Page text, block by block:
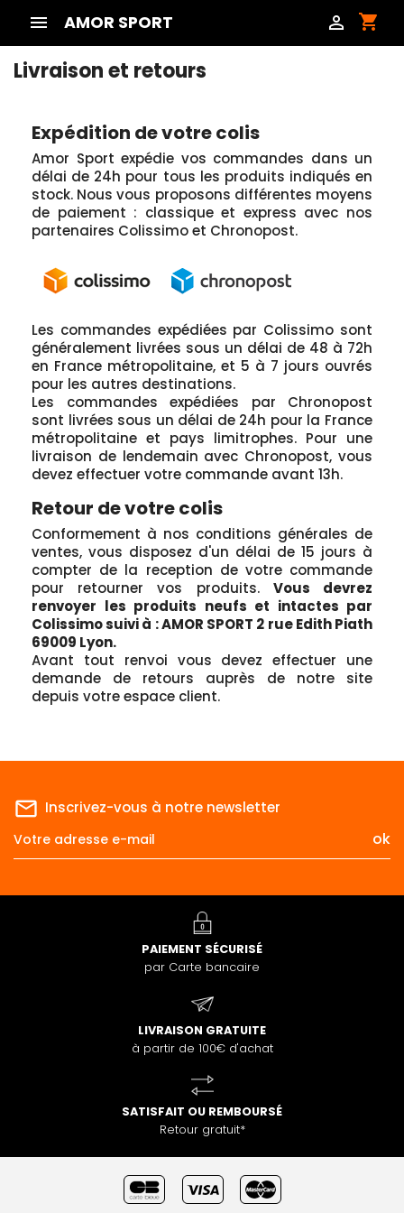
 shopping_cart

AMOR SPORT
Livraison et retours
Expédition de votre colis
Amor Sport expédie vos commandes dans un
délai de 24h pour tous les produits indiqués en
stock. Nous vous proposons différentes moyens
de paiement : classique et express avec nos
partenaires Colissimo et Chronopost.
Les commandes expédiées par Colissimo sont
généralement livrées sous un délai de 48 à 72h
en France métropolitaine, et 5 à 7 jours ouvrés
pour les autres destinations.
Les commandes expédiées par Chronopost
sont livrées sous un délai de 24h pour la France
métropolitaine et pays limitrophes. Pour une
livraison de lendemain avec Chronopost, vous
devez effectuer votre commande avant 13h.
Retour de votre colis
Conformement à nos conditions générales de
ventes, vous disposez d'un délai de 15 jours à
compter de la reception de votre commande
pour retourner vos produits. Vous devrez
renvoyer les produits neufs et intactes par
Colissimo suivi à : AMOR SPORT 2 rue Edith Piath
69009 Lyon.
Avant tout renvoi vous devez effectuer une
demande de retours auprès de notre site
depuis votre espace client.
mail_outline Inscrivez-vous à notre newsletter
PAIEMENT SÉCURISÉ
par Carte bancaire
LIVRAISON GRATUITE
à partir de 100€ d'achat
SATISFAIT OU REMBOURSÉ
Retour gratuit*